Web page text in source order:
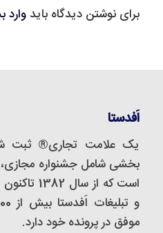
برای نوشتن دیدگاه بایدوارد
اَفدستا
یک علامت تجاری® ثبت
بخشی شامل جشنواره مجازی،
است که از
موفق در پرونده خود دارد.